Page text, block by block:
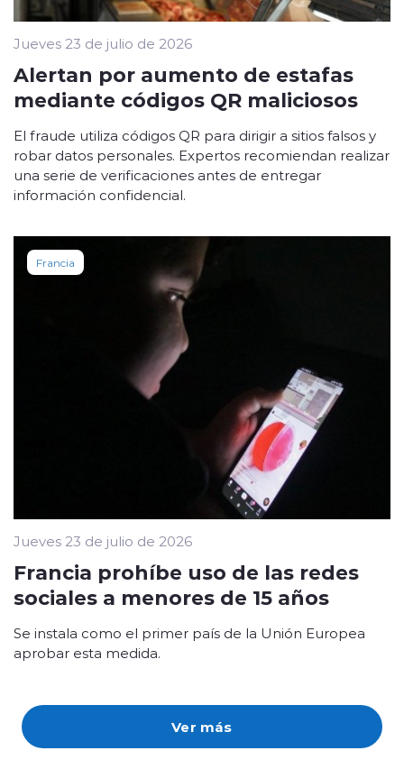
Ver más
Jueves 23 de julio de 2026
Alertan por aumento de estafas
mediante códigos QR maliciosos
El fraude utiliza códigos QR para dirigir a sitios falsos y
robar datos personales. Expertos recomiendan realizar
una serie de verificaciones antes de entregar
información confidencial.
Francia
Jueves 23 de julio de 2026
Francia prohíbe uso de las redes
sociales a menores de 15 años
Se instala como el primer país de la Unión Europea
aprobar esta medida.